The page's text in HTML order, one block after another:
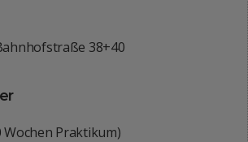
38+40
Wochen Praktikum)